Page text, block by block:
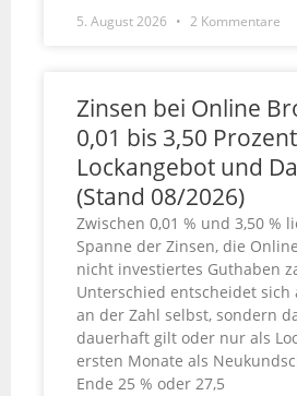
5. August 2026
2 Kommentare
Zinsen bei Online
0,01 bis 3,50
Lockangebot und
(Stand 08/2026)
Zwischen 0,01 % und 3,50 %
Spanne der Zinsen, die
nicht investiertes Guthaben
Unterschied entscheidet
an der Zahl selbst, sondern
dauerhaft gilt oder nur als
ersten Monate als
Ende 25 % oder 27,5